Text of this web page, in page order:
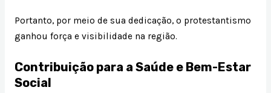
Portanto, por meio de sua dedicação, o protestantismo
ganhou força e visibilidade na região.
Contribuição para a Saúde e Bem-Estar
Social